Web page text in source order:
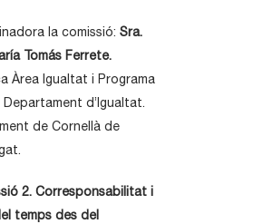
la comissió: Sra.
Tomás Ferrete.
Àrea Igualtat i Programa
Departament d’Igualtat.
de Cornellà de
2. Corresponsabilitat i
temps des del